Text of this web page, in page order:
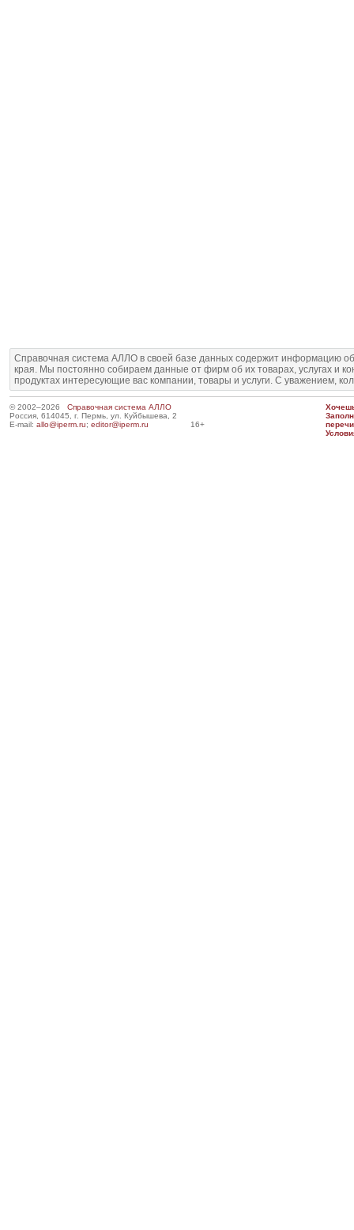
Справочная система АЛЛО в своей базе данных содержит информацию
края. Мы постоянно собираем данные от фирм об их товарах, услугах и
продуктах интересующие вас компании, товары и услуги. С уважением,
© 2002–2026 Справочная система АЛЛО
Россия, 614045, г. Пермь, ул. Куйбышева, 2
E-mail: allo@iperm.ru; editor@iperm.ru 16+